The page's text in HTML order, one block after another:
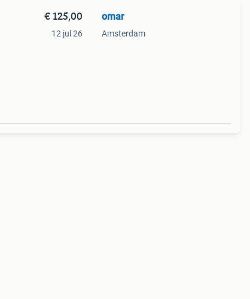
€ 125,00
12 jul 26
omar
Amsterdam